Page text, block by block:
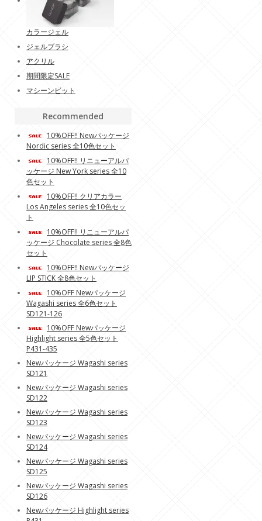
カラージェル
ジェルブラシ
アクリル
期間限定SALE
マシーンビット
Recommended
10%OFF!! Newパッケージ
Nordic series 全10色セット
10%OFF!! リニューアルパ
ッケージ New York series 全10
色セット
10%OFF!! クリアカラー
Los Angeles series 全10色セッ
ト
10%OFF!! リニューアルパ
ッケージ Chocolate series 全8色
セット
10%OFF!! Newパッケージ
LIP STICK 全8色セット
10%OFF Newパッケージ
Wagashi series 全6色セット
SD121-126
10%OFF Newパッケージ
Highlight series 全5色セット
P431-435
Newパッケージ Wagashi series
SD121
Newパッケージ Wagashi series
SD122
Newパッケージ Wagashi series
SD123
Newパッケージ Wagashi series
SD124
Newパッケージ Wagashi series
SD125
Newパッケージ Wagashi series
SD126
Newパッケージ Highlight series